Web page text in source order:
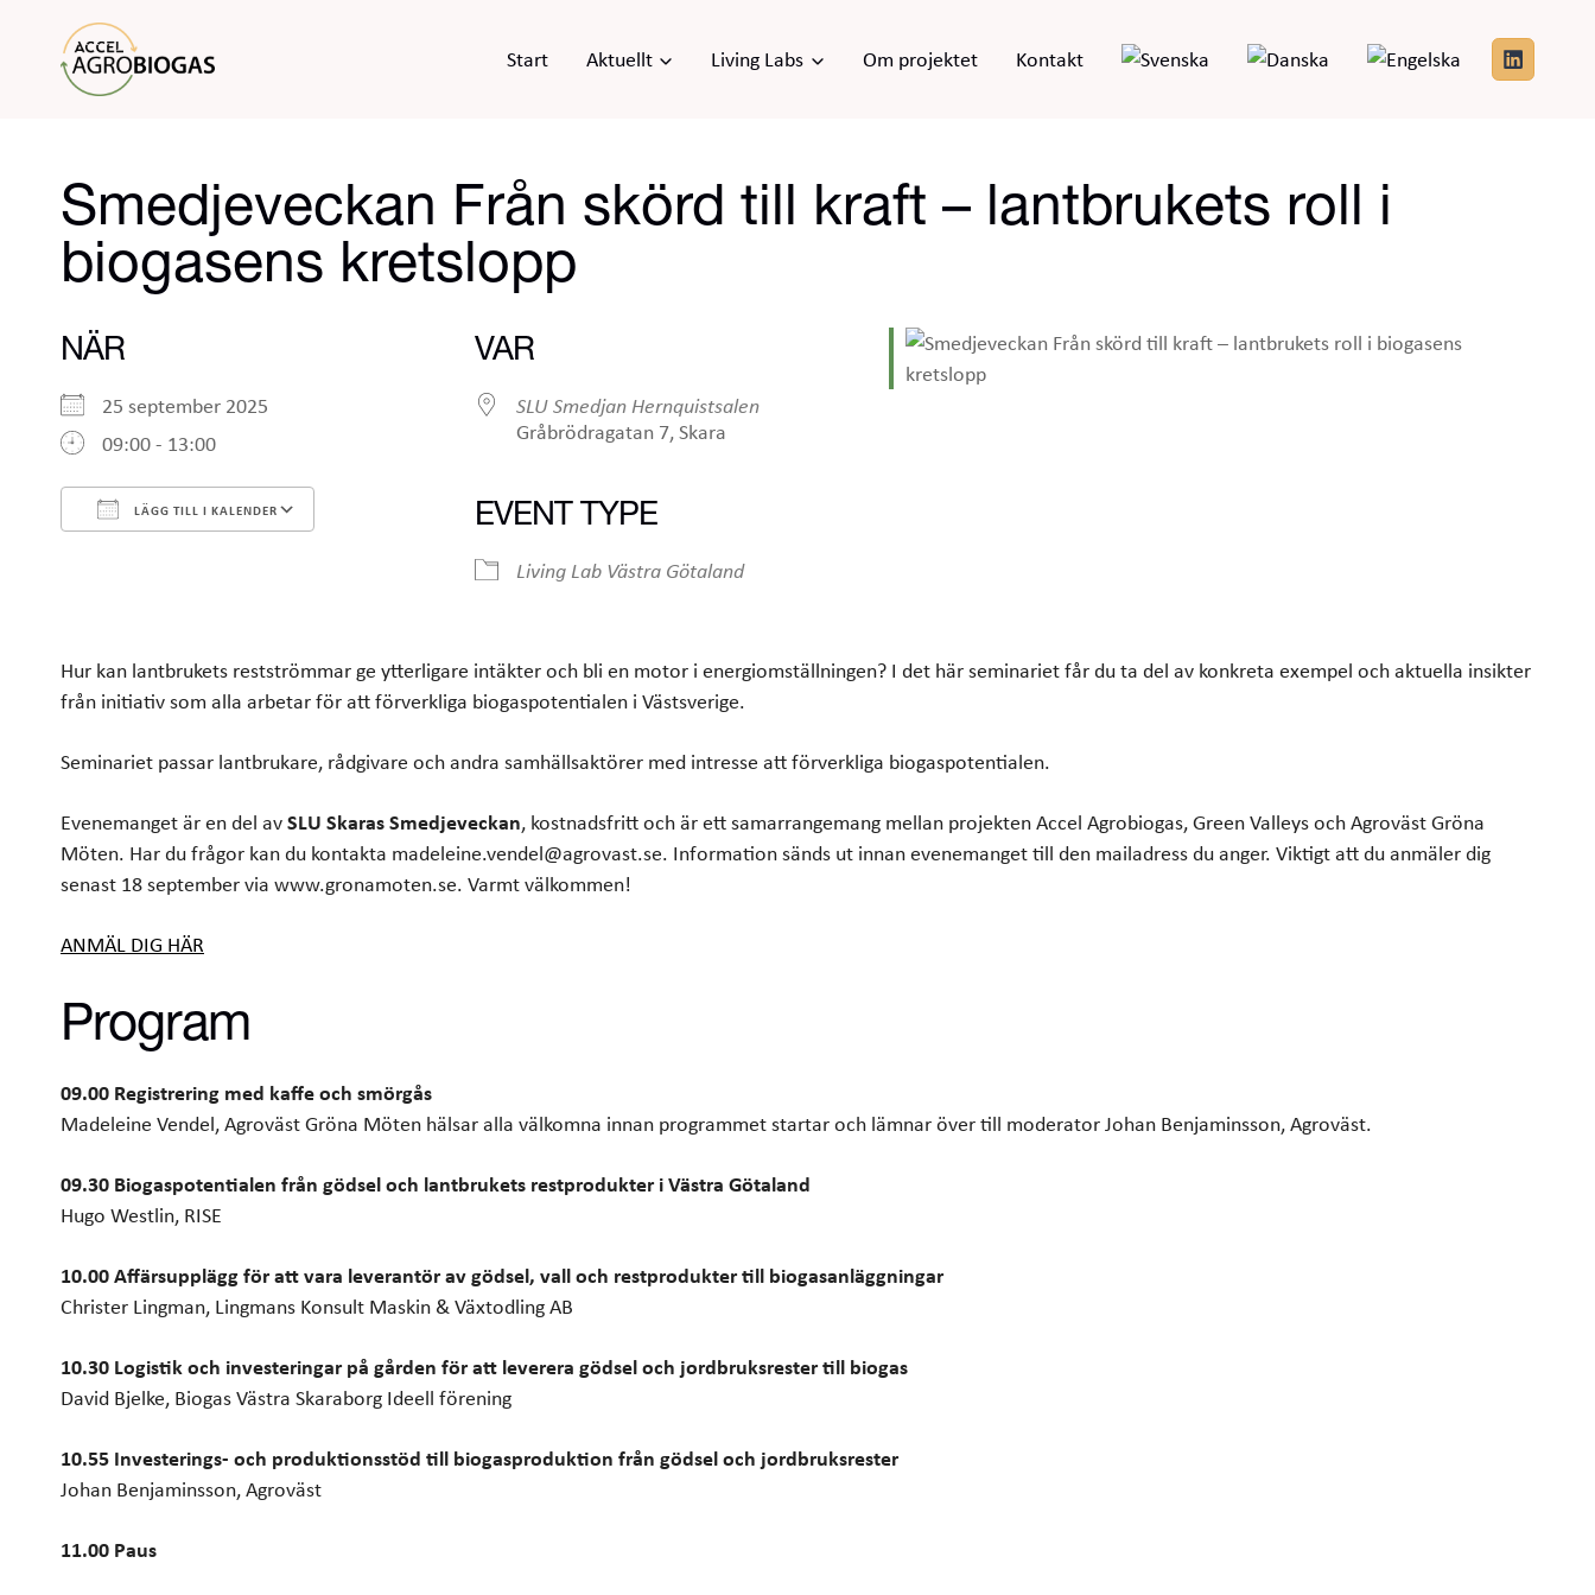
content
Start Aktuellt Living Labs Om projektet Kontakt
Smedjeveckan Från skörd till kraft – lantbrukets roll i
biogasens kretslopp
NÄR
25 september 2025
09:00 - 13:00
LÄGG TILL I KALENDER
Google Kalender
VAR
SLU Smedjan Hernquistsalen
Gråbrödragatan 7, Skara
EVENT TYPE
Living Lab Västra Götaland
Hur kan lantbrukets restströmmar ge ytterligare intäkter och bli en motor i energiomställningen? I det här seminariet får du ta del av konkreta exempel och aktuella insikter
från initiativ som alla arbetar för att förverkliga biogaspotentialen i Västsverige.
Seminariet passar lantbrukare, rådgivare och andra samhällsaktörer med intresse att förverkliga biogaspotentialen.
Evenemanget är en del avSLU Skaras Smedjeveckan, kostnadsfritt och är ett samarrangemang mellan projekten Accel Agrobiogas, Green Valleys och Agroväst Gröna
Möten. Har du frågor kan du kontakta madeleine.vendel@agrovast.se. Information sänds ut innan evenemanget till den mailadress du anger. Viktigt att du anmäler dig
senast 18 september via www.gronamoten.se. Varmt välkommen!
ANMÄL DIG HÄR
Program
09.00 Registrering med kaffe och smörgås
Madeleine Vendel, Agroväst Gröna Möten hälsar alla välkomna innan programmet startar och lämnar över till moderator Johan Benjaminsson, Agroväst.
09.30 Biogaspotentialen från gödsel och lantbrukets restprodukter i Västra Götaland
Hugo Westlin, RISE
10.00 Affärsupplägg för att vara leverantör av gödsel, vall och restprodukter till biogasanläggningar
Christer Lingman, Lingmans Konsult Maskin & Växtodling AB
10.30 Logistik och investeringar på gården för att leverera gödsel och jordbruksrester till biogas
David Bjelke, Biogas Västra Skaraborg Ideell förening
10.55 Investerings- och produktionsstöd till biogasproduktion från gödsel och jordbruksrester
Johan Benjaminsson, Agroväst
11.00 Paus